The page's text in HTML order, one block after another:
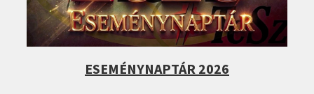
ESEMÉNYNAPTÁR 2026